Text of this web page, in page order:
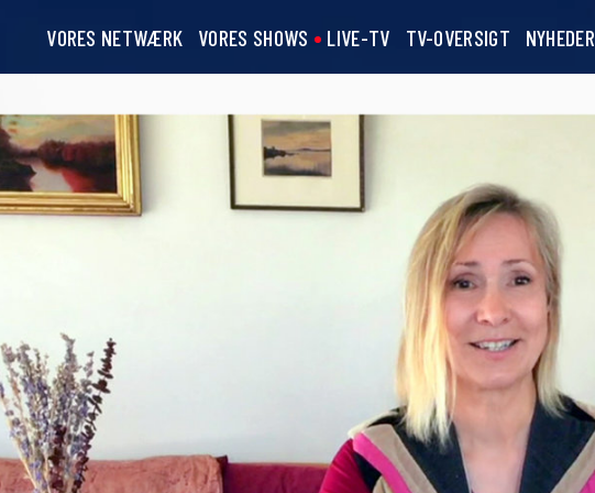
VORES NETWÆRK VORES SHOWS LIVE-TV TV-OVERSIGT NYHEDER